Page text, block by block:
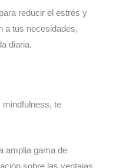
reducir el estrés y
a tus necesidades,
diaria.
mindfulness, te
amplia gama de
sobre las ventajas